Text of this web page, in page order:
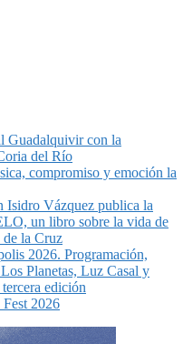
Guadalquivir con la
del Río
compromiso y emoción la
Isidro Vázquez publica la
un libro sobre la vida de
de la Cruz
2026. Programación,
Planetas, Luz Casal y
edición
2026